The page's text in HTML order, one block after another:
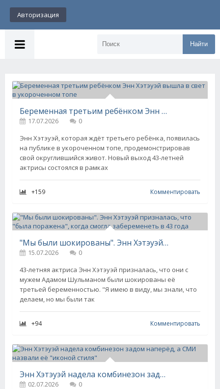
Авторизация
Найти
Беременная третьим ребёнком Энн Хэтэуэй вышла в свет в укороченном топе
17.07.2026
0
Энн Хэтэуэй, которая ждёт третьего ребёнка, появилась
на публике в укороченном топе, продемонстрировав
свой округлившийся живот. Новый выход 43-летней
актрисы состоялся в рамках
+159 Комментировать
"Мы были шокированы". Энн Хэтэуэй призналась, что "была поражена", когда смогла забеременеть в 43 года
15.07.2026
0
43-летняя актриса Энн Хэтэуэй призналась, что они с
мужем Адамом Шульманом были шокированы её
третьей беременностью. "Я имею в виду, мы знали, что
делаем, но мы были так
+94 Комментировать
Энн Хэтэуэй надела комбинезон задом наперёд, а СМИ назвали её "иконой стиля"
02.07.2026
0